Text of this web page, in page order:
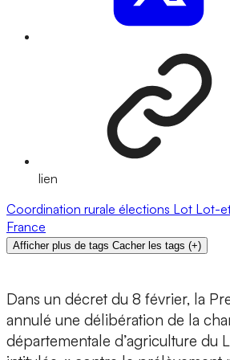
lien
Coordination rurale élections Lot Lot-
France
Afficher plus de tags Cacher les tags (+)
Dans un décret du 8 février, la
annulé une délibération de la
départementale d’agriculture du